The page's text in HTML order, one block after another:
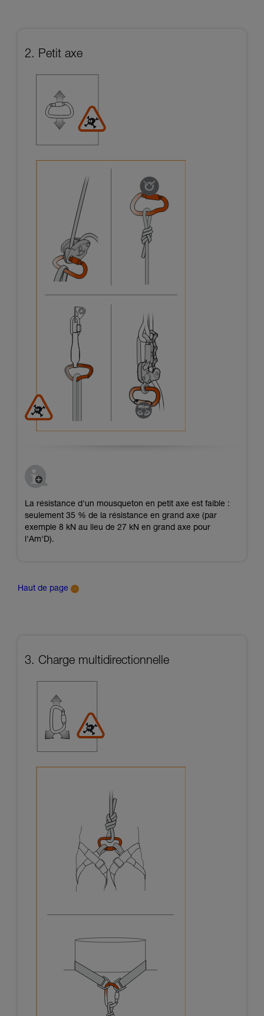
2. Petit axe
La résistance d'un mousqueton en petit axe est faible :
seulement 35 % de la résistance en grand axe (par
exemple 8 kN au lieu de 27 kN en grand axe pour
l'Am'D).
Haut de page
3. Charge multidirectionnelle